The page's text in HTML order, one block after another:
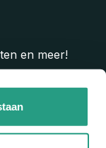
en meer!